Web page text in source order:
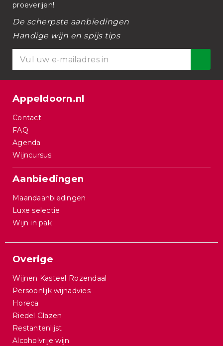
proeverijen!
De scherpste aanbiedingen
Handige wijn en spijs tips
Appeldoorn.nl
Contact
FAQ
Agenda
Wijncursus
Aanbiedingen
Maandaanbiedingen
Luxe selectie
Wijn in pak
Overige
Wijnen Kasteel Rozendaal
Persoonlijk wijnadvies
Horeca
Riedel Glazen
Restantenlijst
Alcoholvrije wijn